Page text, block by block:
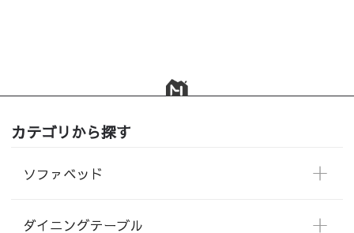
カテゴリから探す
ソファベッド
ダイニングテーブル